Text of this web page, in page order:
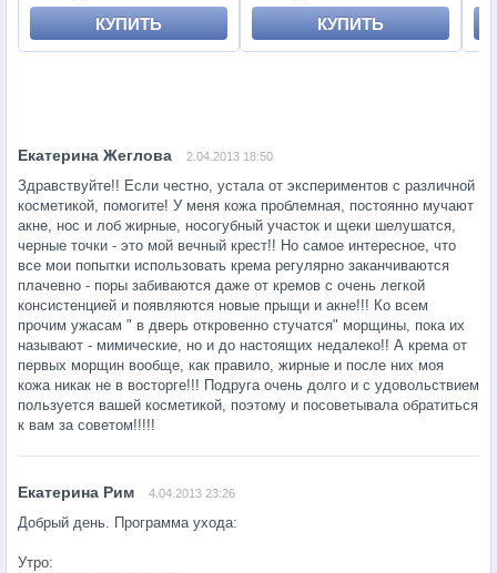
КУПИТЬ КУПИТЬ
2.04.2013 18:50
Здравствуйте!! Если честно, устала от экспериментов с различной
косметикой, помогите! У меня кожа проблемная, постоянно мучают
акне, нос и лоб жирные, носогубный участок и щеки шелушатся,
черные точки - это мой вечный крест!! Но самое интересное, что
все мои попытки использовать крема регулярно заканчиваются
плачевно - поры забиваются даже от кремов с очень легкой
консистенцией и появляются новые прыщи и акне!!! Ко всем
прочим ужасам " в дверь откровенно стучатся" морщины, пока их
называют - мимические, но и до настоящих недалеко!! А крема от
первых морщин вообще, как правило, жирные и после них моя
кожа никак не в восторге!!! Подруга очень долго и с удовольствием
пользуется вашей косметикой, поэтому и посоветывала обратиться
к вам за советом!!!!!
4.04.2013 23:26
Добрый день. Программа ухода:
Утро: